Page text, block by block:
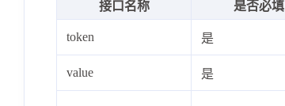
接口名称 是否必填
token 是
value 是